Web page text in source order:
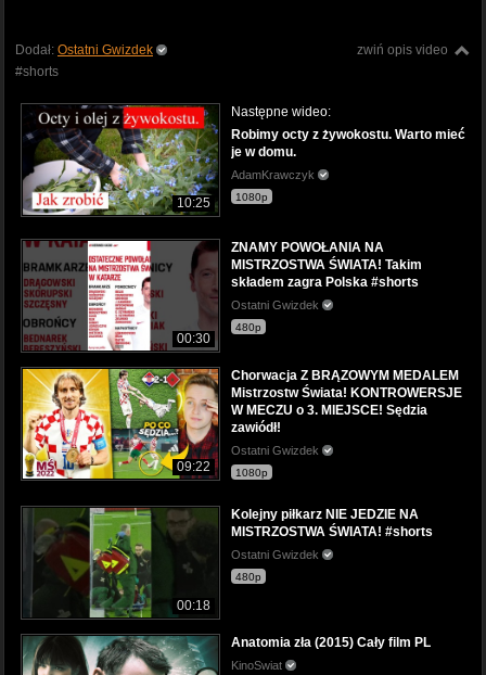
zwiń opis video
Dodał: Ostatni Gwizdek
#shorts
10:25
Następne wideo:
Robimy octy z żywokostu. Warto mieć
je w domu.
AdamKrawczyk
1080p
00:30
ZNAMY POWOŁANIA NA
MISTRZOSTWA ŚWIATA! Takim
składem zagra Polska #shorts
Ostatni Gwizdek
480p
09:22
Chorwacja Z BRĄZOWYM MEDALEM
Mistrzostw Świata! KONTROWERSJE
W MECZU o 3. MIEJSCE! Sędzia
zawiódł!
Ostatni Gwizdek
1080p
00:18
Kolejny piłkarz NIE JEDZIE NA
MISTRZOSTWA ŚWIATA! #shorts
Ostatni Gwizdek
480p
Anatomia zła (2015) Cały film PL
KinoSwiat